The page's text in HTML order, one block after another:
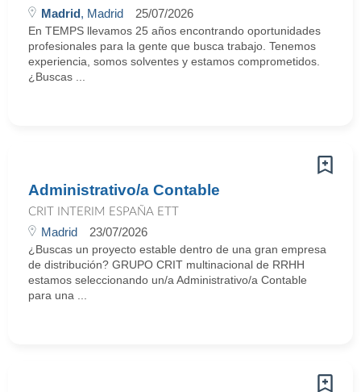
Madrid, Madrid 25/07/2026
En TEMPS llevamos 25 años encontrando oportunidades
profesionales para la gente que busca trabajo. Tenemos
experiencia, somos solventes y estamos comprometidos.
¿Buscas ...
Administrativo/a Contable
CRIT INTERIM ESPAÑA ETT
Madrid 23/07/2026
¿Buscas un proyecto estable dentro de una gran empresa
de distribución? GRUPO CRIT multinacional de RRHH
estamos seleccionando un/a Administrativo/a Contable
para una ...